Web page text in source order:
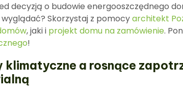
decyzją o budowie energooszczędnego
Skorzystaj z pomocyarchitekt
, jaki i projekt domu na zamówienie.
!
klimatyczne a rosnące